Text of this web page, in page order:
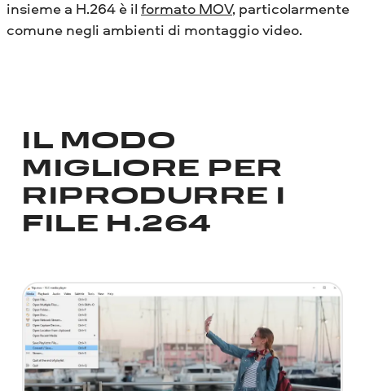
insieme a H.264 è il formato MOV, particolarmente
comune negli ambienti di montaggio video.
IL MODO
MIGLIORE PER
RIPRODURRE I
FILE H.264